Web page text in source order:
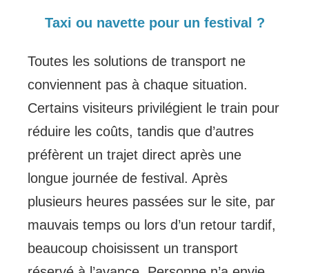
Taxi ou navette pour un festival ?
Toutes les solutions de transport ne
conviennent pas à chaque situation.
Certains visiteurs privilégient le train pour
réduire les coûts, tandis que d’autres
préfèrent un trajet direct après une
longue journée de festival. Après
plusieurs heures passées sur le site, par
mauvais temps ou lors d’un retour tardif,
beaucoup choisissent un transport